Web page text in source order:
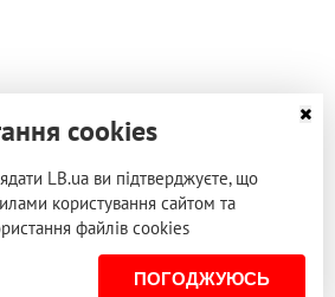
cookies
LB.ua ви підтверджуєте, що
користування сайтом та
файлів cookies
ПОГОДЖУЮСЬ